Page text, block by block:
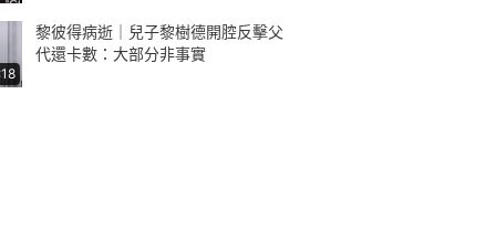
黎彼得病逝｜兒子黎樹德開腔反擊父
代還卡數：大部分非事實